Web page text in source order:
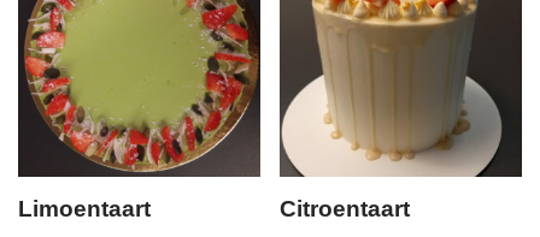
Limoentaart Citroentaart